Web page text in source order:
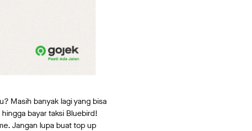
Masih banyak lagi yang bisa
bayar taksi Bluebird!
Jangan lupa buat top up